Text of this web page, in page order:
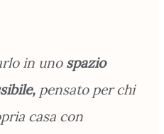
in unospazio
pensato per chi
casa con